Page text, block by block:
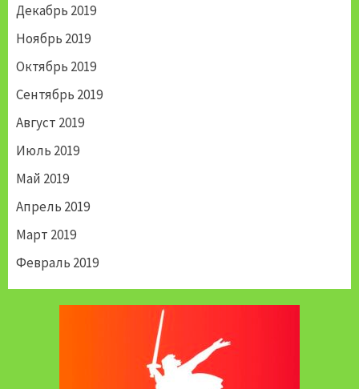
Декабрь 2019
Ноябрь 2019
Октябрь 2019
Сентябрь 2019
Август 2019
Июль 2019
Май 2019
Апрель 2019
Март 2019
Февраль 2019